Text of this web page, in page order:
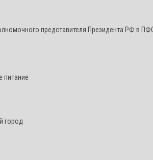
представителя Президента РФ в
питание
город